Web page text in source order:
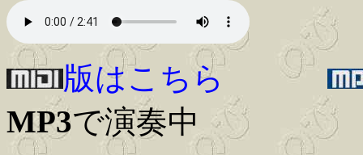
版はこちら
MP3で演奏中